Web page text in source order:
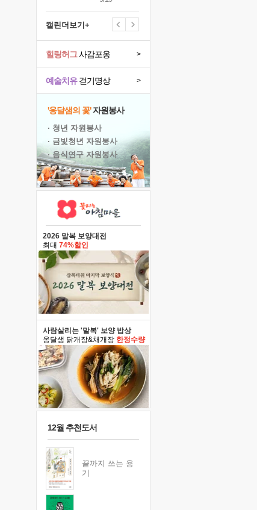
캘린더보기+
예술치유걷기명상 >
힐링허그사감포옹 >
'옹달샘의 꽃'자원봉사
· 청년 자원봉사
· 금빛청년 자원봉사
· 음식연구 자원봉사
2026 말복 보양대전
최대 74%할인
사람살리는 '말복' 보양 밥상
옹달샘 닭개장&채개장 한정수량
12월 추천도서
끝까지 쓰는 용
기